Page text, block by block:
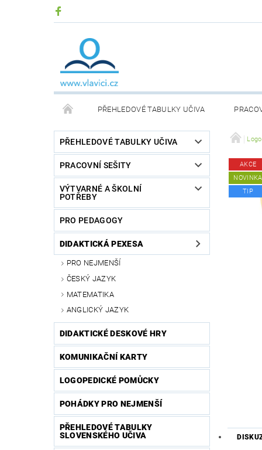
PŘEHLEDOVÉ TABULKY UČIVA
DIDAKTICKÉ DESKOVÉ HRY KOMUNIKAČNÍ
PŘEHLEDOVÉ TABULKY SLOVENSKÉHO UČIVA
ČÍSELNÉ OSY
PŘEHLEDOVÉ TABULKY UČIVA
PRACOVNÍ SEŠITY
VÝTVARNÉ A ŠKOLNÍ
POTŘEBY
PRO PEDAGOGY
DIDAKTICKÁ PEXESA
PRO NEJMENŠÍ
ČESKÝ JAZYK
MATEMATIKA
ANGLICKÝ JAZYK
DIDAKTICKÉ DESKOVÉ HRY
KOMUNIKAČNÍ KARTY
LOGOPEDICKÉ POMŮCKY
POHÁDKY PRO NEJMENŠÍ
PŘEHLEDOVÉ TABULKY
SLOVENSKÉHO UČIVA
AKCE
NOVINKA
TIP